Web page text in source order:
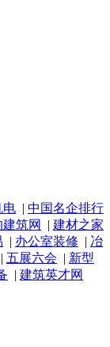
电 | 中国名企排行
筑网 | 建材之家
| 办公室装修 | 冶
| 五展六会 | 新型
| 建筑英才网